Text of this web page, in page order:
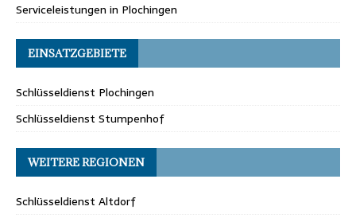
Serviceleistungen in Plochingen
EINSATZGEBIETE
Schlüsseldienst Plochingen
Schlüsseldienst Stumpenhof
WEITERE REGIONEN
Schlüsseldienst Altdorf